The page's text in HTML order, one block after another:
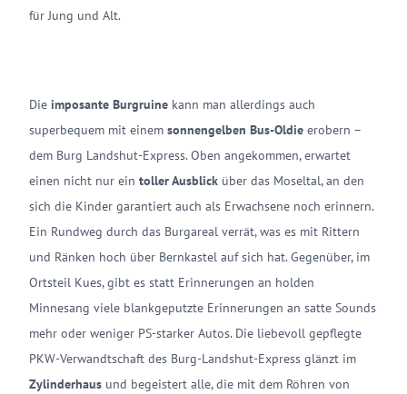
für Jung und Alt.
Die imposante Burgruine kann man allerdings auch
superbequem mit einem sonnengelben Bus-Oldie erobern –
dem Burg Landshut-Express. Oben angekommen, erwartet
einen nicht nur ein toller Ausblick über das Moseltal, an den
sich die Kinder garantiert auch als Erwachsene noch erinnern.
Ein Rundweg durch das Burgareal verrät, was es mit Rittern
und Ränken hoch über Bernkastel auf sich hat. Gegenüber, im
Ortsteil Kues, gibt es statt Erinnerungen an holden
Minnesang viele blankgeputzte Erinnerungen an satte Sounds
mehr oder weniger PS-starker Autos. Die liebevoll gepflegte
PKW-Verwandtschaft des Burg-Landshut-Express glänzt im
Zylinderhaus und begeistert alle, die mit dem Röhren von